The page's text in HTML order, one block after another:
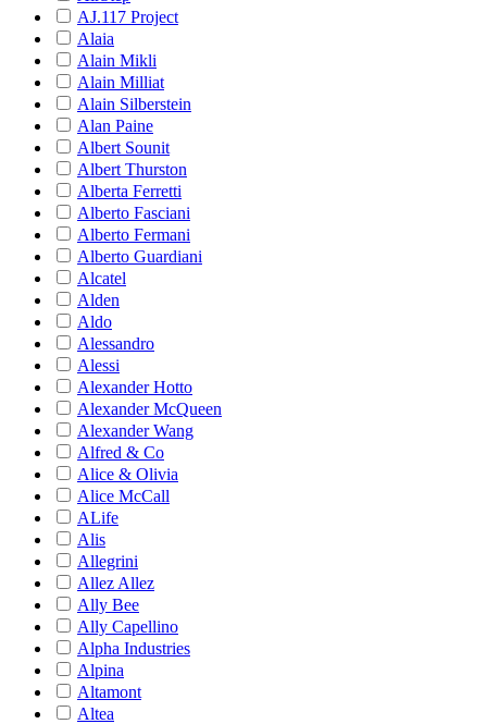
AJ.117 Project
Alaia
Alain Mikli
Alain Milliat
Alain Silberstein
Alan Paine
Albert Sounit
Albert Thurston
Alberta Ferretti
Alberto Fasciani
Alberto Fermani
Alberto Guardiani
Alcatel
Alden
Aldo
Alessandro
Alessi
Alexander Hotto
Alexander McQueen
Alexander Wang
Alfred & Co
Alice & Olivia
Alice McCall
ALife
Alis
Allegrini
Allez Allez
Ally Bee
Ally Capellino
Alpha Industries
Alpina
Altamont
Altea